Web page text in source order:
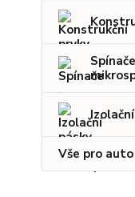
Vše pro auto